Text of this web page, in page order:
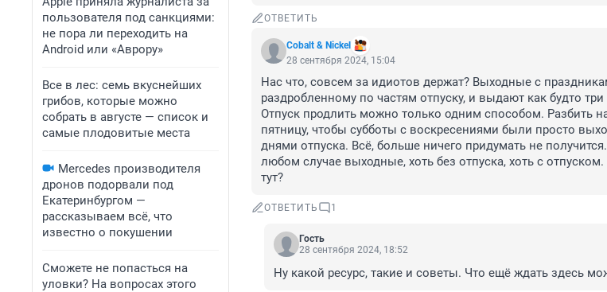
пользователя под санкциями:
не пора ли переходить на
Android или «Аврору»
Все в лес: семь вкуснейших
грибов, которые можно
собрать в августе — список и
самые плодовитые места
Mercedes производителя
дронов подорвали под
Екатеринбургом —
рассказываем всё, что
известно о покушении
Сможете не попасться на
уловки? На вопросах этого
ОТВЕТИТЬ
Cobalt & Nickel
28 сентября 2024, 15:04
Нас что, совсем за идиотов держат? Выходные с
раздробленному по частям отпуску, и выдают как будто
Отпуск продлить можно только одним способом. Разбить
пятницу, чтобы субботы с воскресениями были просто
днями отпуска. Всё, больше ничего придумать не
любом случае выходные, хоть без отпуска, хоть с
тут?
ОТВЕТИТЬ 1
Гость
28 сентября 2024, 18:52
Ну какой ресурс, такие и советы. Что ещё ждать здесь